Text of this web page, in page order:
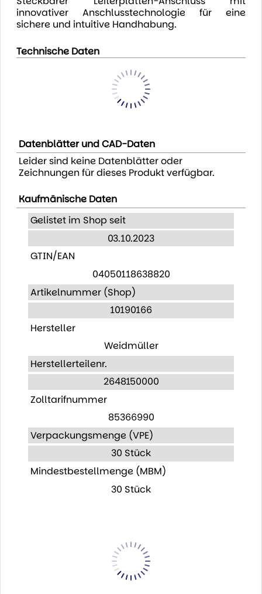
innovativer Anschlusstechnologie für eine
sichere und intuitive Handhabung.
Technische Daten
Datenblätter und CAD-Daten
Leider sind keine Datenblätter oder
Zeichnungen für dieses Produkt verfügbar.
Kaufmänische Daten
Gelistet im Shop seit
03.10.2023
GTIN/EAN
04050118638820
Artikelnummer (Shop)
10190166
Hersteller
Weidmüller
Herstellerteilenr.
2648150000
Zolltarifnummer
85366990
Verpackungsmenge (VPE)
30 Stück
Mindestbestellmenge (MBM)
30 Stück